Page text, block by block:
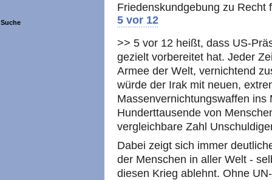
Suche
Friedenskundgebung zu Recht
5 vor 12
>> 5 vor 12 heißt, dass US-
gezielt vorbereitet hat. Jeder
Armee der Welt, vernichtend
würde der Irak mit neuen,
Massenvernichtungswaffen ins
Hunderttausende von
vergleichbare Zahl
Dabei zeigt sich immer
der Menschen in aller Welt -
diesen Krieg ablehnt. Ohne